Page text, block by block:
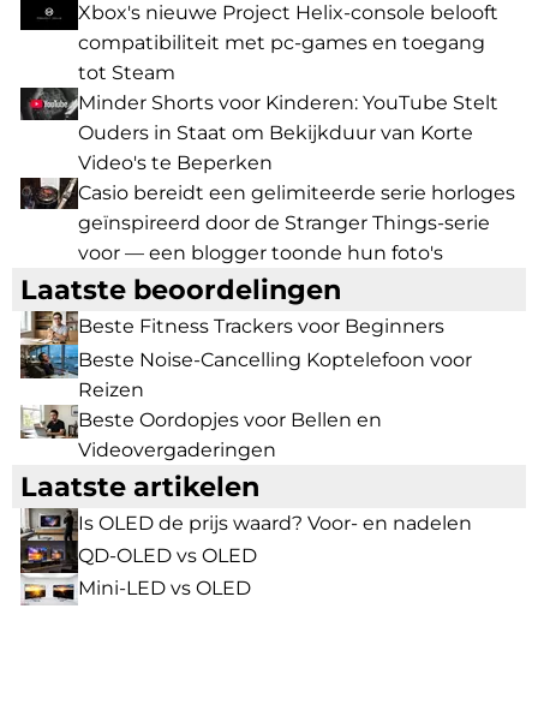
Xbox's nieuwe Project Helix-console belooft
compatibiliteit met pc-games en toegang
tot Steam
Minder Shorts voor Kinderen: YouTube Stelt
Ouders in Staat om Bekijkduur van Korte
Video's te Beperken
Casio bereidt een gelimiteerde serie horloges
geïnspireerd door de Stranger Things-serie
voor — een blogger toonde hun foto's
Laatste beoordelingen
Beste Fitness Trackers voor Beginners
Beste Noise-Cancelling Koptelefoon voor
Reizen
Beste Oordopjes voor Bellen en
Videovergaderingen
Laatste artikelen
Is OLED de prijs waard? Voor- en nadelen
QD-OLED vs OLED
Mini-LED vs OLED